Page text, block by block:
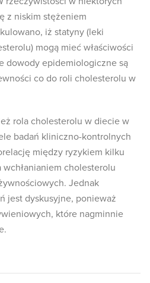
z niskim stężeniem
iż statyny (leki
mogą mieć właściwości
dowody epidemiologiczne są
co do roli cholesterolu w
rola cholesterolu w diecie w
badań kliniczno-kontrolnych
między ryzykiem kilku
cholesterolu
Jednak
jest dyskusyjne, ponieważ
które nagminnie